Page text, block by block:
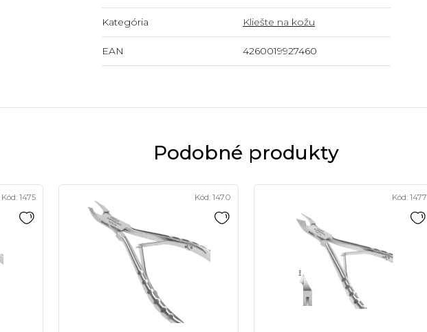
Kategória Kliešte na kožu
EAN 4260019927460
Podobné produkty
Kód: 1475 Kód: 1470 Kód: 1477